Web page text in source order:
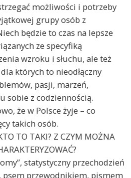
możliwości i potrzeby
grupy osób z
będzie to czas na lepsze
ze specyfiką
wzroku i słuchu, ale też
których to nieodłączny
pasji, marzeń,
sobie z codziennością.
że w Polsce żyje – co
takich osób.
TO TAKI? Z CZYM MOŻNA
statystyczny przechodzień
psem przewodnikiem, pismem